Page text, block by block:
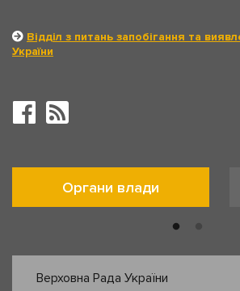
Відділ з питань запобігання та
України
Органи влади
Верховна Рада України